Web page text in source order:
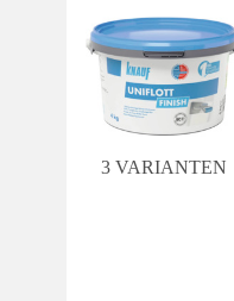
3 VARIANTEN